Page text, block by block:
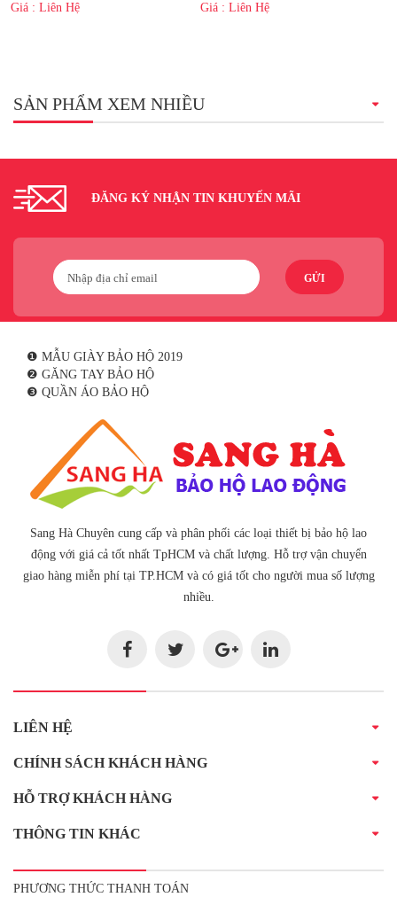
Giá : Liên Hệ
Giá : Liên Hệ
SẢN PHẨM XEM NHIỀU
ĐĂNG KÝ NHẬN TIN KHUYẾN MÃI
GỬI
❶ MẪU GIÀY BẢO HỘ 2019
❷ GĂNG TAY BẢO HỘ
❸ QUẦN ÁO BẢO HỘ
Sang Hà Chuyên cung cấp và phân phối các loại thiết bị bảo hộ lao
động với giá cả tốt nhất TpHCM và chất lượng. Hỗ trợ vận chuyển
giao hàng miễn phí tại TP.HCM và có giá tốt cho người mua số lượng
nhiều.
LIÊN HỆ
CHÍNH SÁCH KHÁCH HÀNG
HỖ TRỢ KHÁCH HÀNG
THÔNG TIN KHÁC
PHƯƠNG THỨC THANH TOÁN